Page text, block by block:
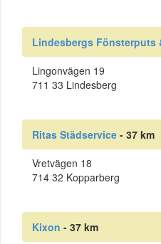
Lindesbergs Fönsterputs
Lingonvägen 19
711 33 Lindesberg
Ritas Städservice - 37 km
Vretvägen 18
714 32 Kopparberg
Kixon - 37 km